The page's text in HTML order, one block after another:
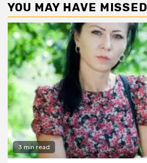
YOU MAY HAVE MISSED
3 min read